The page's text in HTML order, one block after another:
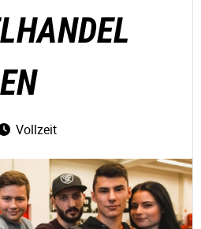
Vollzeit